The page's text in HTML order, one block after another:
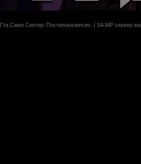
Гта Самп Сектор: Постапокалипсиc. | SA:MP сервер